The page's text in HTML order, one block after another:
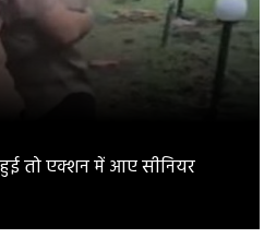
तो एक्शन में आए सीनियर